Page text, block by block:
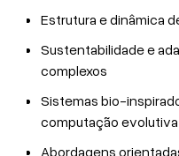
Estrutura e dinâmica
Sustentabilidade e
complexos
Sistemas bio-
computação evolutiva
Abordagens